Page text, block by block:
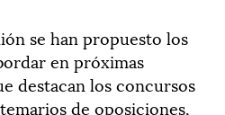
se han propuesto los
en próximas
destacan los concursos
de oposiciones,